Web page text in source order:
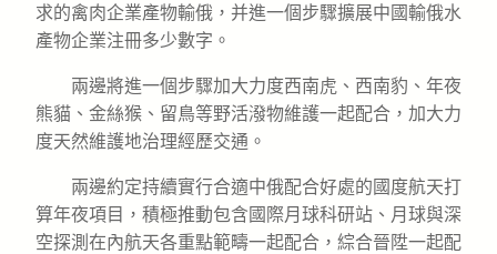
求的禽肉企業產物輸俄，并進一個步驟擴展中國輸俄水
產物企業注冊多少數字。
兩邊將進一個步驟加大力度西南虎、西南豹、年夜
熊貓、金絲猴、留鳥等野活潑物維護一起配合，加大力
度天然維護地治理經歷交通。
兩邊約定持續實行合適中俄配合好處的國度航天打
算年夜項目，積極推動包含國際月球科研站、月球與深
空探測在內航天各重點範疇一起配合，綜合晉陞一起配